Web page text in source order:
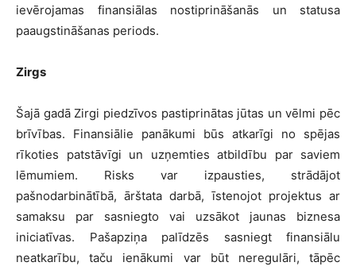
ievērojamas finansiālas nostiprināšanās un statusa
paaugstināšanas periods.
Zirgs
Šajā gadā Zirgi piedzīvos pastiprinātas jūtas un vēlmi pēc
brīvības. Finansiālie panākumi būs atkarīgi no spējas
rīkoties patstāvīgi un uzņemties atbildību par saviem
lēmumiem. Risks var izpausties, strādājot
pašnodarbinātībā, ārštata darbā, īstenojot projektus ar
samaksu par sasniegto vai uzsākot jaunas biznesa
iniciatīvas. Pašapziņa palīdzēs sasniegt finansiālu
neatkarību, taču ienākumi var būt neregulāri, tāpēc